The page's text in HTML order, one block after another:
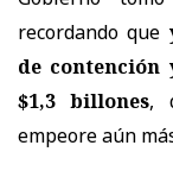
recordando que
de contención
$1,3 billones,
empeore aún